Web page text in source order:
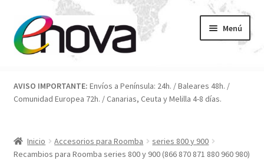
a
la
al
contenido
Menú
Blog
AVISO IMPORTANTE: Envíos a Península: 24h. / Baleares 48h. /
Comunidad Europea 72h. / Canarias, Ceuta y Melilla 4-8 días.
Inicio Accesorios para Roomba
series 800 y 900
Recambios para Roomba series 800 y 900 (866 870 871 880 960 980)